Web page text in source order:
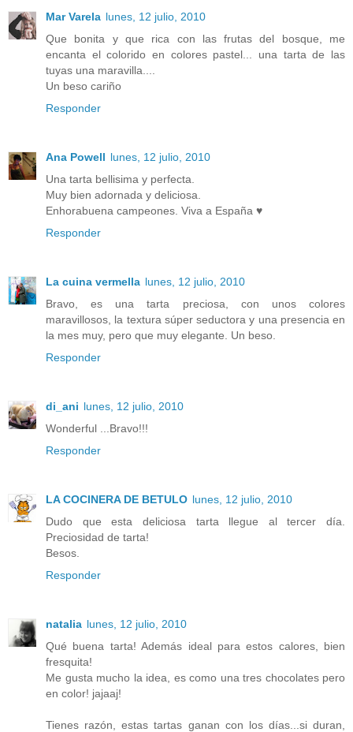
Mar Varela lunes, 12 julio, 2010
Que bonita y que rica con las frutas del bosque, me
encanta el colorido en colores pastel... una tarta de las
tuyas una maravilla....
Un beso cariño
Responder
Ana Powell lunes, 12 julio, 2010
Una tarta bellisima y perfecta.
Muy bien adornada y deliciosa.
Enhorabuena campeones. Viva a España ♥
Responder
La cuina vermella lunes, 12 julio, 2010
Bravo, es una tarta preciosa, con unos colores
maravillosos, la textura súper seductora y una presencia en
la mes muy, pero que muy elegante. Un beso.
Responder
di_ani lunes, 12 julio, 2010
Wonderful ...Bravo!!!
Responder
LA COCINERA DE BETULO lunes, 12 julio, 2010
Dudo que esta deliciosa tarta llegue al tercer día.
Preciosidad de tarta!
Besos.
Responder
natalia lunes, 12 julio, 2010
Qué buena tarta! Además ideal para estos calores, bien
fresquita!
Me gusta mucho la idea, es como una tres chocolates pero
en color! jajaaj!
Tienes razón, estas tartas ganan con los días...si duran,